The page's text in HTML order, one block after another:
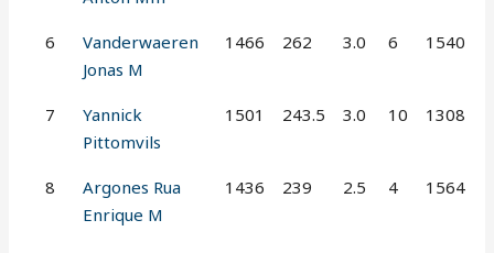
6
Vanderwaeren
Jonas M
1466 262 3.0 6 1540
7
Yannick
Pittomvils
1501 243.5 3.0 10 1308
8
Argones Rua
Enrique M
1436 239 2.5 4 1564